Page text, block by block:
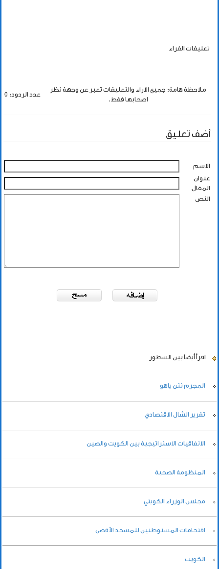
تعليقات القراء
ملاحظة هامة: جميع الاراء والتعليقات تعبر عن وجهة نظر
اصحابها فقط.
عدد الردود: 0
أضف تعليق
الاسم
عنوان
المقال
النص
اقرأ أيضاً بين السطور
المجرم نتن ياهو
تقرير الشال الاقتصادي
الاتفاقيات الاستراتيجية بين الكويت والصين
المنظومة الصحية
مجلس الوزراء الكويتي
اقتحامات المستوطنين للمسجد الأقصى
الكويت